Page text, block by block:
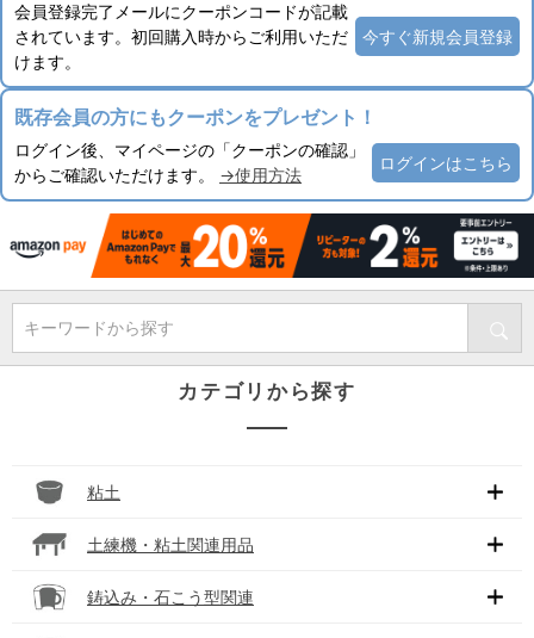
会員登録完了メールにクーポンコードが記載
されています。初回購入時からご利用いただ
けます。
今すぐ新規会員登録
既存会員の方にもクーポンをプレゼント！
ログイン後、マイページの「クーポンの確認」
からご確認いただけます。 →使用方法
ログインはこちら
キーワードから探す
カテゴリから探す
粘土
土練機・粘土関連用品
鋳込み・石こう型関連